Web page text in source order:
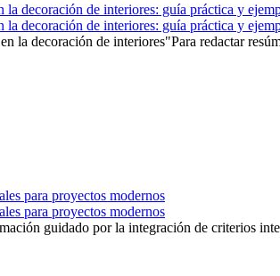
la decoración de interiores: guía práctica y
la decoración de interiores: guía práctica y
la decoración de interiores"Para redactar
para proyectos modernos
para proyectos modernos
guidado por la integración de criterios